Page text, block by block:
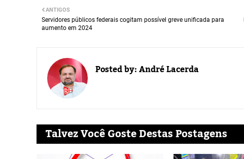
ANTIGOS
Servidores públicos federais cogitam possível greve unificada para
aumento em 2024
Posted by:André Lacerda
Talvez Você Goste Destas Postagens